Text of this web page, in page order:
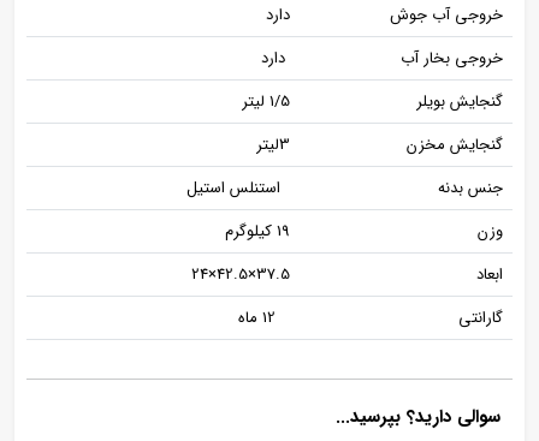
خروجی آب جوش
دارد
خروجی بخار آب
دارد
گنجایش بویلر
1/5 لیتر
گنجایش مخزن
3لیتر
جنس بدنه
استنلس استیل
وزن
19 کیلوگرم
ابعاد
37.5×42.5×24
گارانتی
سوالی دارید؟ بپرسید...